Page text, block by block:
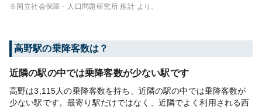
※国立社会保障・人口問題研究所 推計 より。
高野駅の乗降客数は？
近隣の駅の中では乗降客数が少ない駅です
高野は3,115人の乗降客数を持ち、近隣の駅の中では乗降客数が
少ない駅です。最寄り駅だけではなく、近隣でよく利用される西